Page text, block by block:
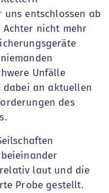
entschlossen ab
Achter nicht mehr
Unfälle
an aktuellen
des
laut und die
Probe gestellt.